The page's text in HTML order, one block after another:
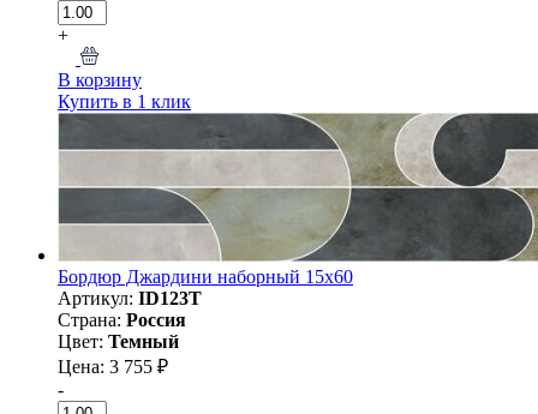
+
В корзину
Купить в 1 клик
Бордюр Джардини наборный 15x60
Артикул: ID123T
Страна: Россия
Цвет: Темный
Цена: 3 755 ₽
-